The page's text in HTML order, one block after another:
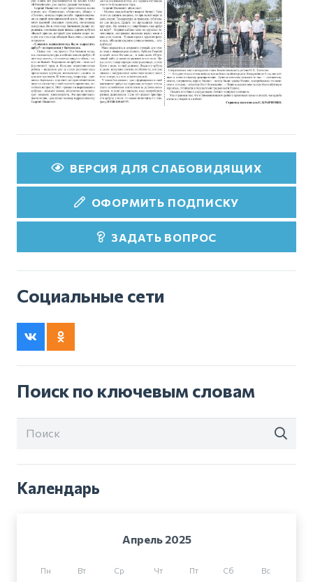
ВЕРСИЯ ДЛЯ СЛАБОВИДЯЩИХ
ОФОРМИТЬ ПОДПИСКУ
ЗАДАТЬ ВОПРОС
Социальные сети
Поиск по ключевым словам
Календарь
Апрель 2025
Пн Вт Ср Чт Пт Сб Вс